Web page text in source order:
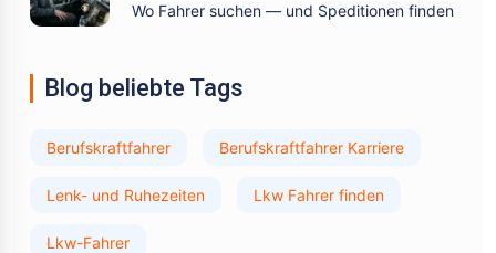
Wo Fahrer suchen — und Speditionen finden
Blog beliebte Tags
Berufskraftfahrer Berufskraftfahrer Karriere
Lenk- und Ruhezeiten Lkw Fahrer finden
Lkw-Fahrer